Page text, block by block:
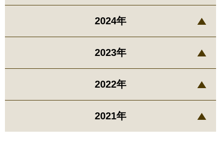
2024年
2023年
2022年
2021年